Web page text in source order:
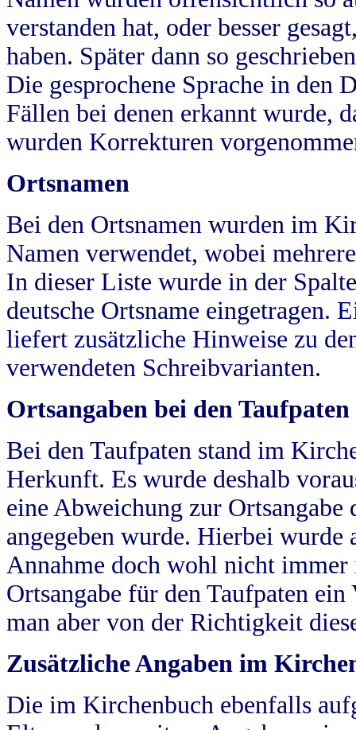
verstanden hat, oder besser
haben. Später dann so
Die gesprochene Sprache in
Fällen bei denen erkannt wurde,
wurden Korrekturen
Ortsnamen
Bei den Ortsnamen wurden im
Namen verwendet, wobei
In dieser Liste wurde in der
deutsche Ortsname eingetragen.
liefert zusätzliche Hinweise zu
verwendeten Schreibvarianten.
Ortsangaben bei den Taufpaten
Bei den Taufpaten stand im
Herkunft. Es wurde deshalb
eine Abweichung zur
angegeben wurde. Hierbei wurde
Annahme doch wohl nicht
Ortsangabe für den Taufpaten
man aber von der Richtigkeit
Zusätzliche Angaben im
Die im Kirchenbuch ebenfalls